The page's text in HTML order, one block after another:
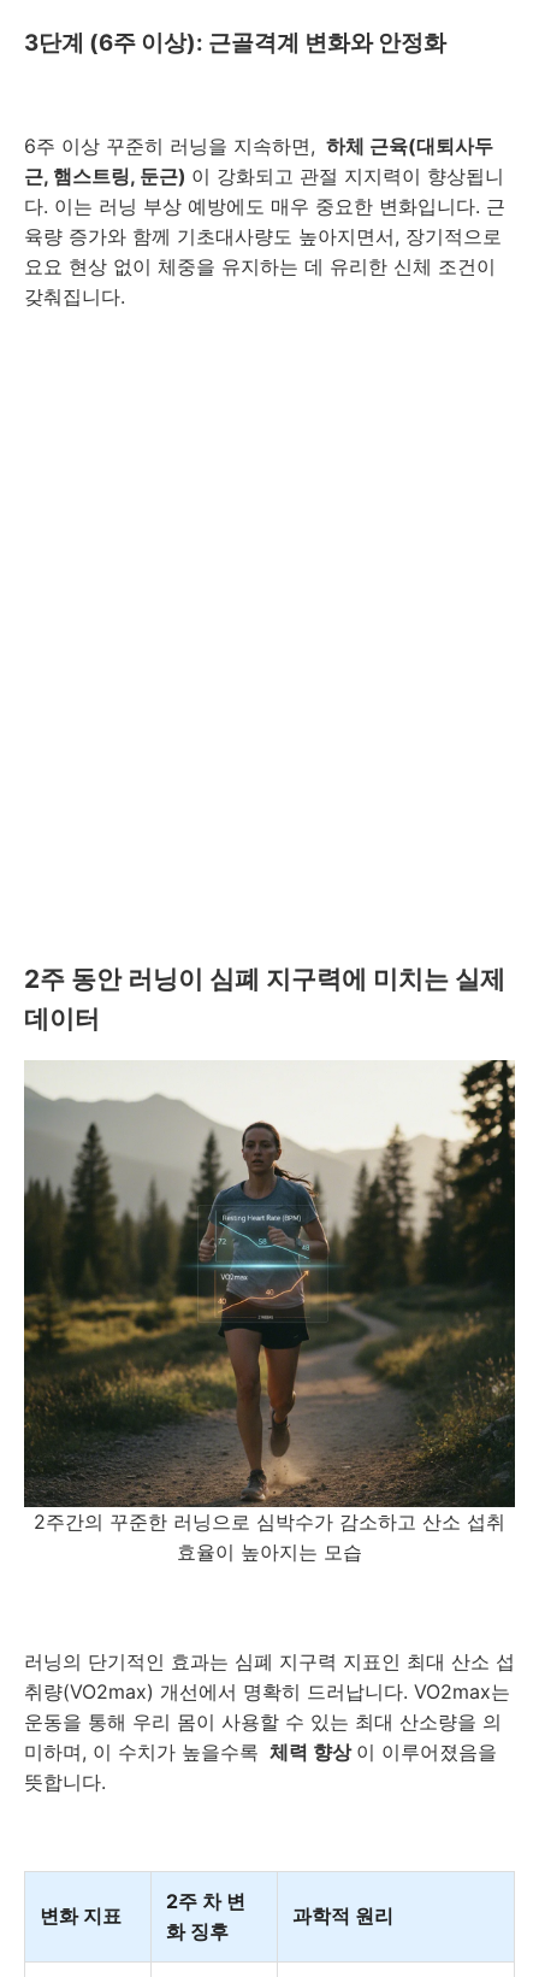
3단계 (6주 이상): 근골격계 변화와 안정화
6주 이상 꾸준히 러닝을 지속하면, 하체 근육(대퇴사두
근, 햄스트링, 둔근) 이 강화되고 관절 지지력이 향상됩니
다. 이는 러닝 부상 예방에도 매우 중요한 변화입니다. 근
육량 증가와 함께 기초대사량도 높아지면서, 장기적으로
요요 현상 없이 체중을 유지하는 데 유리한 신체 조건이
갖춰집니다.
2주 동안 러닝이 심폐 지구력에 미치는 실제
데이터
2주간의 꾸준한 러닝으로 심박수가 감소하고 산소 섭취
효율이 높아지는 모습
러닝의 단기적인 효과는 심폐 지구력 지표인 최대 산소 섭
취량(VO2max) 개선에서 명확히 드러납니다. VO2max는
운동을 통해 우리 몸이 사용할 수 있는 최대 산소량을 의
미하며, 이 수치가 높을수록 체력 향상 이 이루어졌음을
뜻합니다.
변화 지표
2주 차 변
화 징후
과학적 원리